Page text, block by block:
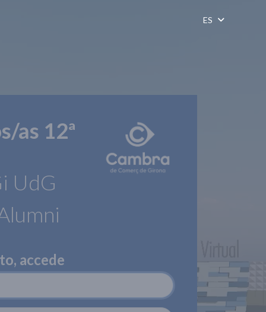
ES
as 12ª
UdG
accede